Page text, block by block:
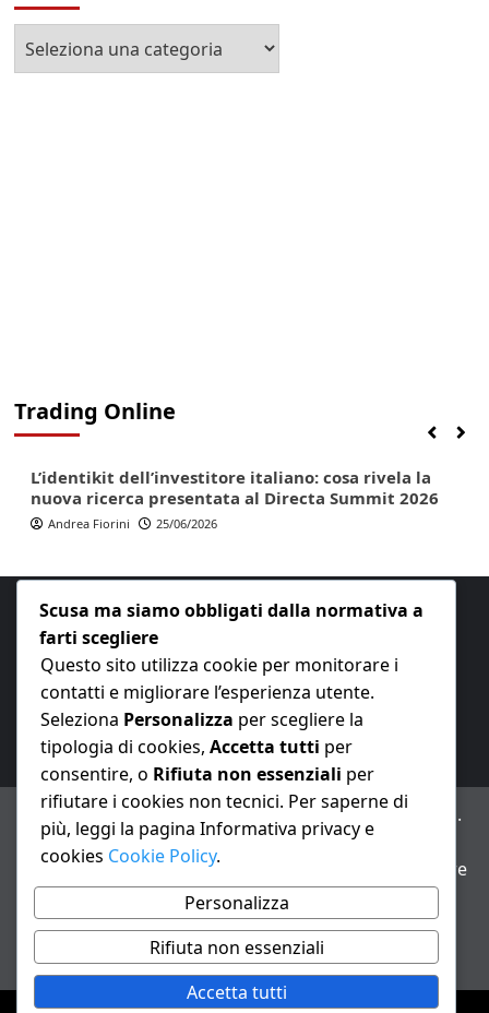
la
Trading Online
L’identikit dell’investitore italiano: cosa rivela la
nuova ricerca presentata al Directa Summit 2026
Andrea Fiorini 25/06/2026
E-mail:redazione@nuovaeconomia.it
ANNO XXIII – Testata giornalistica reg. Trib. Milano n.
487 del 20/9/2002 – Dir. resp. Andrea Fiorini
Avviso IA: alcuni articoli di questo sito possono essere
realizzati con il supporto di sistemi di intelligenza
artificiale con supervisione e verifica di un redattore
Informativa privacy e cookie
Scusa ma siamo obbligati dalla normativa a
farti scegliere
Questo sito utilizza cookie per monitorare i
contatti e migliorare l’esperienza utente.
Seleziona Personalizza per scegliere la
tipologia di cookies, Accetta tutti per
consentire, o Rifiuta non essenziali per
rifiutare i cookies non tecnici. Per saperne di
più, leggi la pagina Informativa privacy e
cookies Cookie Policy.
Personalizza
Rifiuta non essenziali
Accetta tutti